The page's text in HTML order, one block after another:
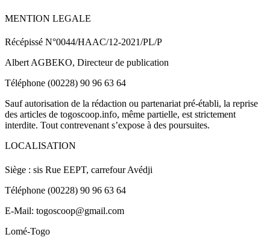
MENTION LEGALE
Récépissé N°0044/HAAC/12-2021/PL/P
Albert AGBEKO, Directeur de publication
Téléphone (00228) 90 96 63 64
Sauf autorisation de la rédaction ou partenariat pré-établi, la reprise
des articles de togoscoop.info, même partielle, est strictement
interdite. Tout contrevenant s’expose à des poursuites.
LOCALISATION
Siège : sis Rue EEPT, carrefour Avédji
Téléphone (00228) 90 96 63 64
E-Mail: togoscoop@gmail.com
Lomé-Togo